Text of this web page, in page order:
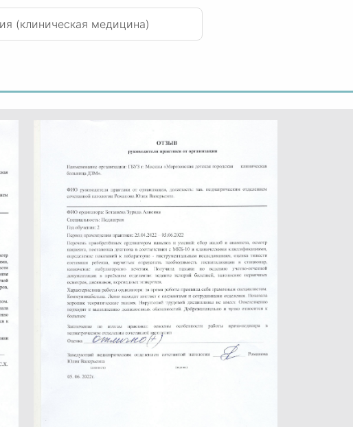
(клиническая медицина)